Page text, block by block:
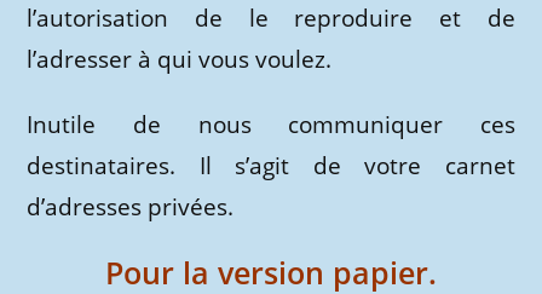
l’autorisation de le reproduire et de
l’adresser à qui vous voulez.
Inutile de nous communiquer ces
destinataires. Il s’agit de votre carnet
d’adresses privées.
Pour la version papier.